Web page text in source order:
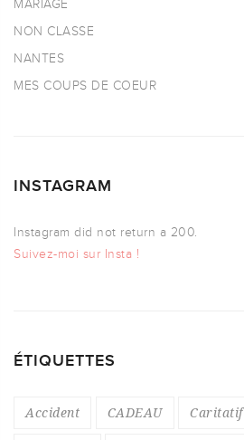
MARIAGE
NON CLASSE
NANTES
MES COUPS DE COEUR
INSTAGRAM
Instagram did not return a 200.
Suivez-moi sur Insta !
ÉTIQUETTES
Accident CADEAU Caritatif